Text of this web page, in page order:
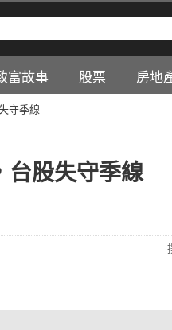
富故事 股票 房地
守季線
台股失守季線